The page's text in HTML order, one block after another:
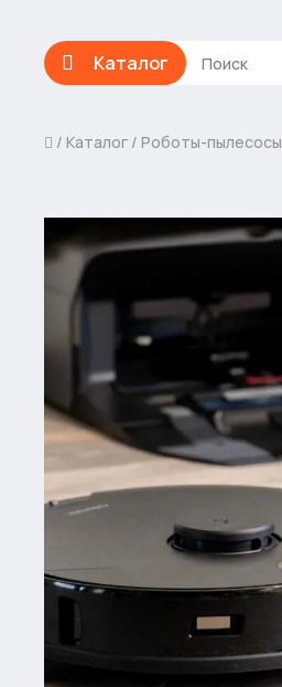
Каталог
Каталог Роботы-пылесосы